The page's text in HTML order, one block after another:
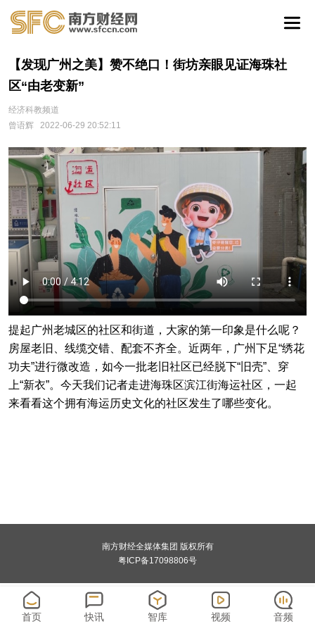
【发现广州之美】赞不绝口！街坊亲眼见证海珠社
区“由老变新”
经济科教频道
曾语辉
2022-06-29 20:52:11
提起广州老城区的社区和街道，大家的第一印象是什么呢？
房屋老旧、线缆交错、配套不齐全。近两年，广州下足“绣花
功夫”进行微改造，如今一批老旧社区已经脱下“旧壳”、穿
上“新衣”。今天我们记者走进海珠区滨江街海运社区，一起
来看看这个拥有海运历史文化的社区发生了哪些变化。
南方财经全媒体集团 版权所有
粤ICP备17098806号
首页 快讯 智库 视频 音频